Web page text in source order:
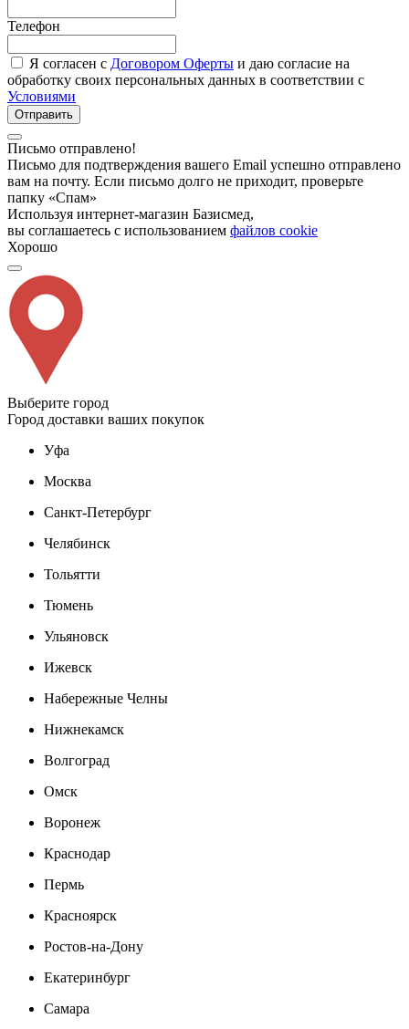
Телефон
Я согласен с Договором Оферты и даю согласие на
обработку своих персональных данных в соответствии с
Условиями
Отправить
Письмо отправлено!
Письмо для подтверждения вашего Email успешно отправлено
вам на почту. Если письмо долго не приходит, проверьте
папку «Спам»
Используя интернет-магазин Базисмед,
вы соглашаетесь с использованием файлов cookie
Хорошо
Выберите город
Город доставки ваших покупок
Уфа
Москва
Санкт-Петербург
Челябинск
Тольятти
Тюмень
Ульяновск
Ижевск
Набережные Челны
Нижнекамск
Волгоград
Омск
Воронеж
Краснодар
Пермь
Красноярск
Ростов-на-Дону
Екатеринбург
Самара